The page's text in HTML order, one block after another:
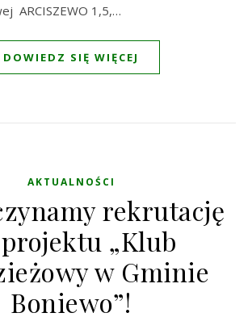
ARCISZEWO 1,5,…
DOWIEDZ SIĘ WIĘCEJ
AKTUALNOŚCI
rekrutację
„Klub
w Gminie
Boniewo”!